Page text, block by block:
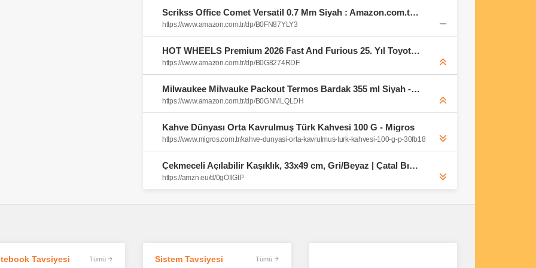
Scrikss Office Comet Versatil 0.7 Mm Siyah : Amazon.com.tr: Ofis ve Kırtasiye
https://www.amazon.com.tr/dp/B0FN87YLY3
HOT WHEELS Premium 2026 Fast And Furious 25. Yıl Toyota FJ Cruiser HNW46 : Amazon.com.tr: Oyuncak
https://www.amazon.com.tr/dp/B0G8274RDF
Milwaukee Milwauke Packout Termos Bardak 355 ml Siyah - 4932498978 : Amazon.com.tr: Mutfak
https://www.amazon.com.tr/dp/B0GNMLQLDH
Kahve Dünyası Orta Kavrulmuş Türk Kahvesi 100 G - Migros
https://www.migros.com.tr/kahve-dunyasi-orta-kavrulmus-turk-kahvesi-100-g-p-30fb18
Çekmeceli Açılabilir Kaşıklık, 33x49 cm, Gri/Beyaz | Çatal Bıçak Bölmeli, Kaydırmalı Tasarım, Mutfak Düzenleyici, 29 cm Genişletilebilir, Plastik Malzeme : Amazon.com.tr: Ev ve Yaşam
https://amzn.eu/d/0gOIlGtP
Tavsiyesi Tümü Sistem Tavsiyesi Tümü